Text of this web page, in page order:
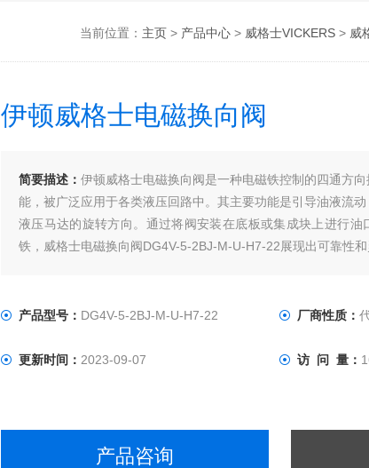
当前位置： 主页> 产品中心> 威格士VICKERS> 威
伊顿威格士电磁换向阀
简要描述： 伊顿威格士电磁换向阀是一种电磁铁控制的四通方
能，被广泛应用于各类液压回路中。其主要功能是引导油液流
液压马达的旋转方向。通过将阀安装在底板或集成块上进行油
铁，威格士电磁换向阀DG4V-5-2BJ-M-U-H7-22展现出可靠性和
产品型号： DG4V-5-2BJ-M-U-H7-22 厂商性质：
更新时间： 2023-09-07 访 问 量：
产品咨询